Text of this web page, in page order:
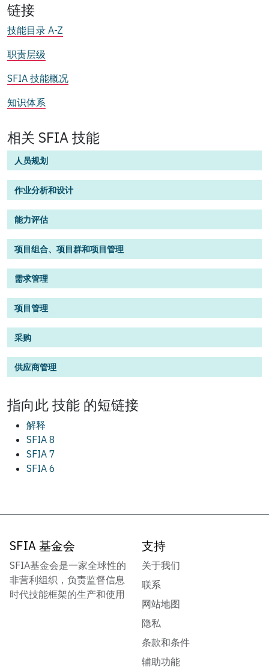
链接
技能目录 A-Z
职责层级
SFIA 技能概况
知识体系
相关 SFIA 技能
人员规划
作业分析和设计
能力评估
项目组合、项目群和项目管理
需求管理
项目管理
采购
供应商管理
指向此 技能 的短链接
解释
SFIA 8
SFIA 7
SFIA 6
SFIA 基金会
SFIA基金会是一家全球性的
非营利组织，负责监督信息
时代技能框架的生产和使用
支持
关于我们
联系
网站地图
隐私
条款和条件
辅助功能